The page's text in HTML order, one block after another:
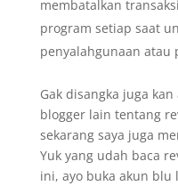
membatalkan
program setiap saat
penyalahgunaan atau
Gak disangka juga
blogger lain tentang
sekarang saya juga
Yuk yang udah baca
ini, ayo buka akun blu